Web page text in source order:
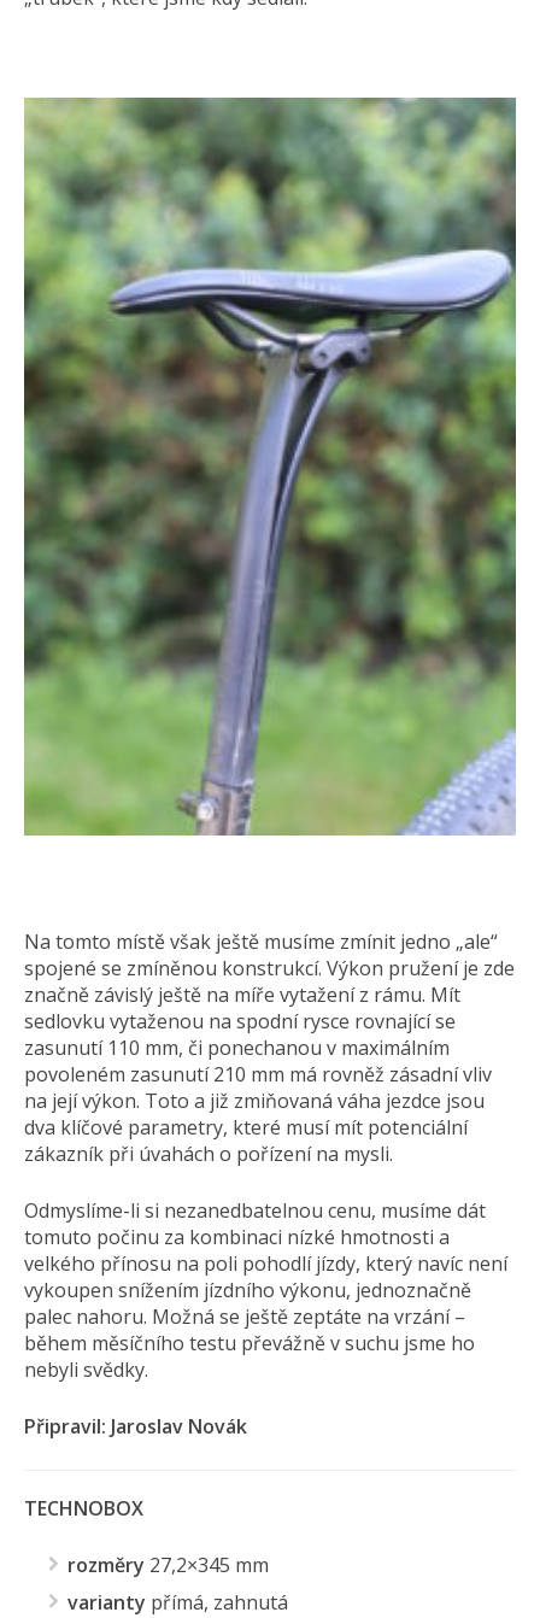
Na tomto místě však ještě musíme zmínit jedno „ale“
spojené se zmíněnou konstrukcí. Výkon pružení je zde
značně závislý ještě na míře vytažení z rámu. Mít
sedlovku vytaženou na spodní rysce rovnající se
zasunutí 110 mm, či ponechanou v maximálním
povoleném zasunutí 210 mm má rovněž zásadní vliv
na její výkon. Toto a již zmiňovaná váha jezdce jsou
dva klíčové parametry, které musí mít potenciální
zákazník při úvahách o pořízení na mysli.
Odmyslíme-li si nezanedbatelnou cenu, musíme dát
tomuto počinu za kombinaci nízké hmotnosti a
velkého přínosu na poli pohodlí jízdy, který navíc není
vykoupen snížením jízdního výkonu, jednoznačně
palec nahoru. Možná se ještě zeptáte na vrzání –
během měsíčního testu převážně v suchu jsme ho
nebyli svědky.
Připravil: Jaroslav Novák
TECHNOBOX
rozměry 27,2×345 mm
varianty přímá, zahnutá